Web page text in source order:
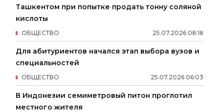
Ташкентом при попытке продать тонну соляной
кислоты
25.07.2026 08:18
ОБЩЕСТВО
Для абитуриентов начался этап выбора вузов и
специальностей
25.07.2026 06:03
ОБЩЕСТВО
В Индонезии семиметровый питон проглотил
местного жителя